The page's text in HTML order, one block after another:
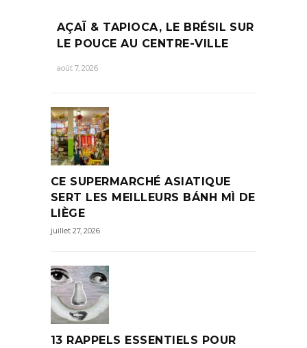
AÇAÏ & TAPIOCA, LE BRÉSIL SUR
LE POUCE AU CENTRE-VILLE
août 7, 2026
CE SUPERMARCHÉ ASIATIQUE
SERT LES MEILLEURS BÁNH MÌ DE
LIÈGE
juillet 27, 2026
13 RAPPELS ESSENTIELS POUR